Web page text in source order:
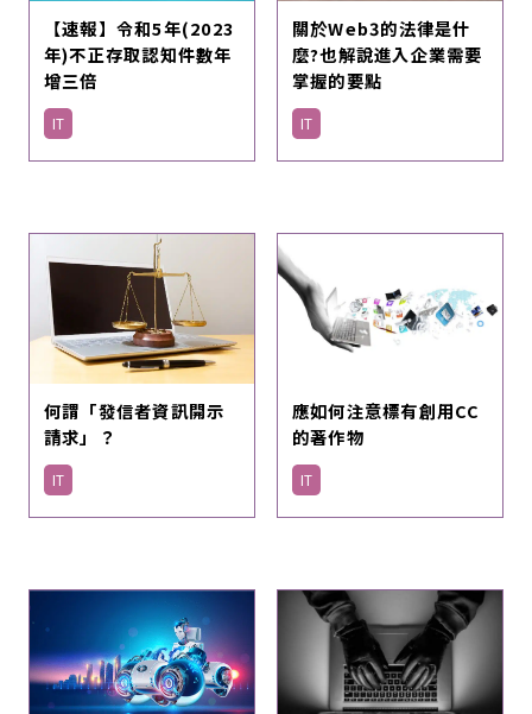
【速報】令和5年(2023
年)不正存取認知件數年
增三倍
IT
關於Web3的法律是什
麼?也解說進入企業需要
掌握的要點
IT
何謂「發信者資訊開示
請求」？
IT
應如何注意標有創用CC
的著作物
IT